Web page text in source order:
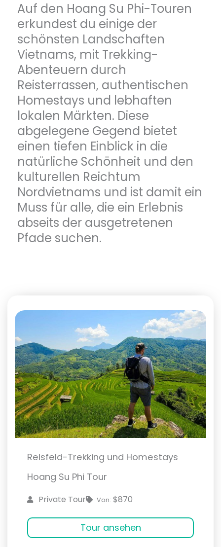
Auf den Hoang Su Phi-Touren
erkundest du einige der
schönsten Landschaften
Vietnams, mit Trekking-
Abenteuern durch
Reisterrassen, authentischen
Homestays und lebhaften
lokalen Märkten. Diese
abgelegene Gegend bietet
einen tiefen Einblick in die
natürliche Schönheit und den
kulturellen Reichtum
Nordvietnams und ist damit ein
Muss für alle, die ein Erlebnis
abseits der ausgetretenen
Pfade suchen.
Reisfeld-Trekking und Homestays
Hoang Su Phi Tour
Private Tour Von: $870
Tour ansehen